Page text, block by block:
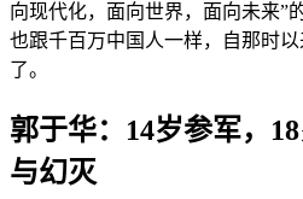
向现代化，面向世界，面向未来”
也跟千百万中国人一样，自那时
了。
郭于华：14岁参军，
与幻灭